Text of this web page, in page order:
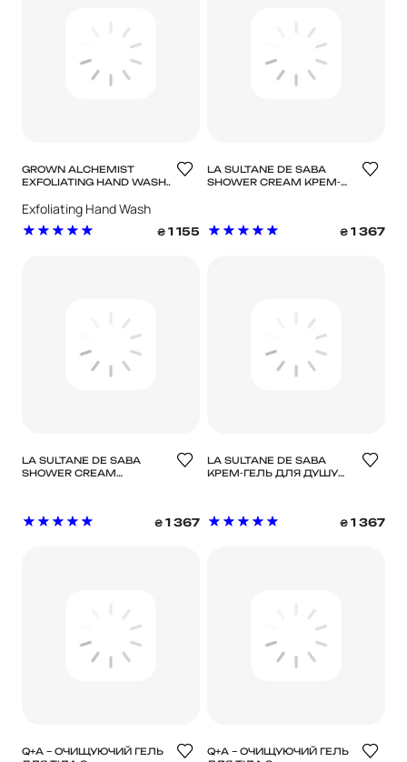
GROWN ALCHEMIST
EXFOLIATING HAND WASH
МИТТЯ РУК ПЕМЗА,
ВАНІЛЬ, ЦЕДРА
АПЕЛЬСИНА
Exfoliating Hand Wash
Pumice, Vanilla, Orange Peel
₴ 1 155
LA SULTANE DE SABA
SHOWER CREAM КРЕМ-
₴ 1 367
LA SULTANE DE SABA
SHOWER CREAM
ТРОПІЧНІ КВІТИ
₴ 1 367
LA SULTANE DE SABA
КРЕМ-ГЕЛЬ ДЛЯ ДУШУ
₴ 1 367
Q+A – ОЧИЩУЮЧИЙ ГЕЛЬ
Q+A – ОЧИЩУЮЧИЙ ГЕЛЬ